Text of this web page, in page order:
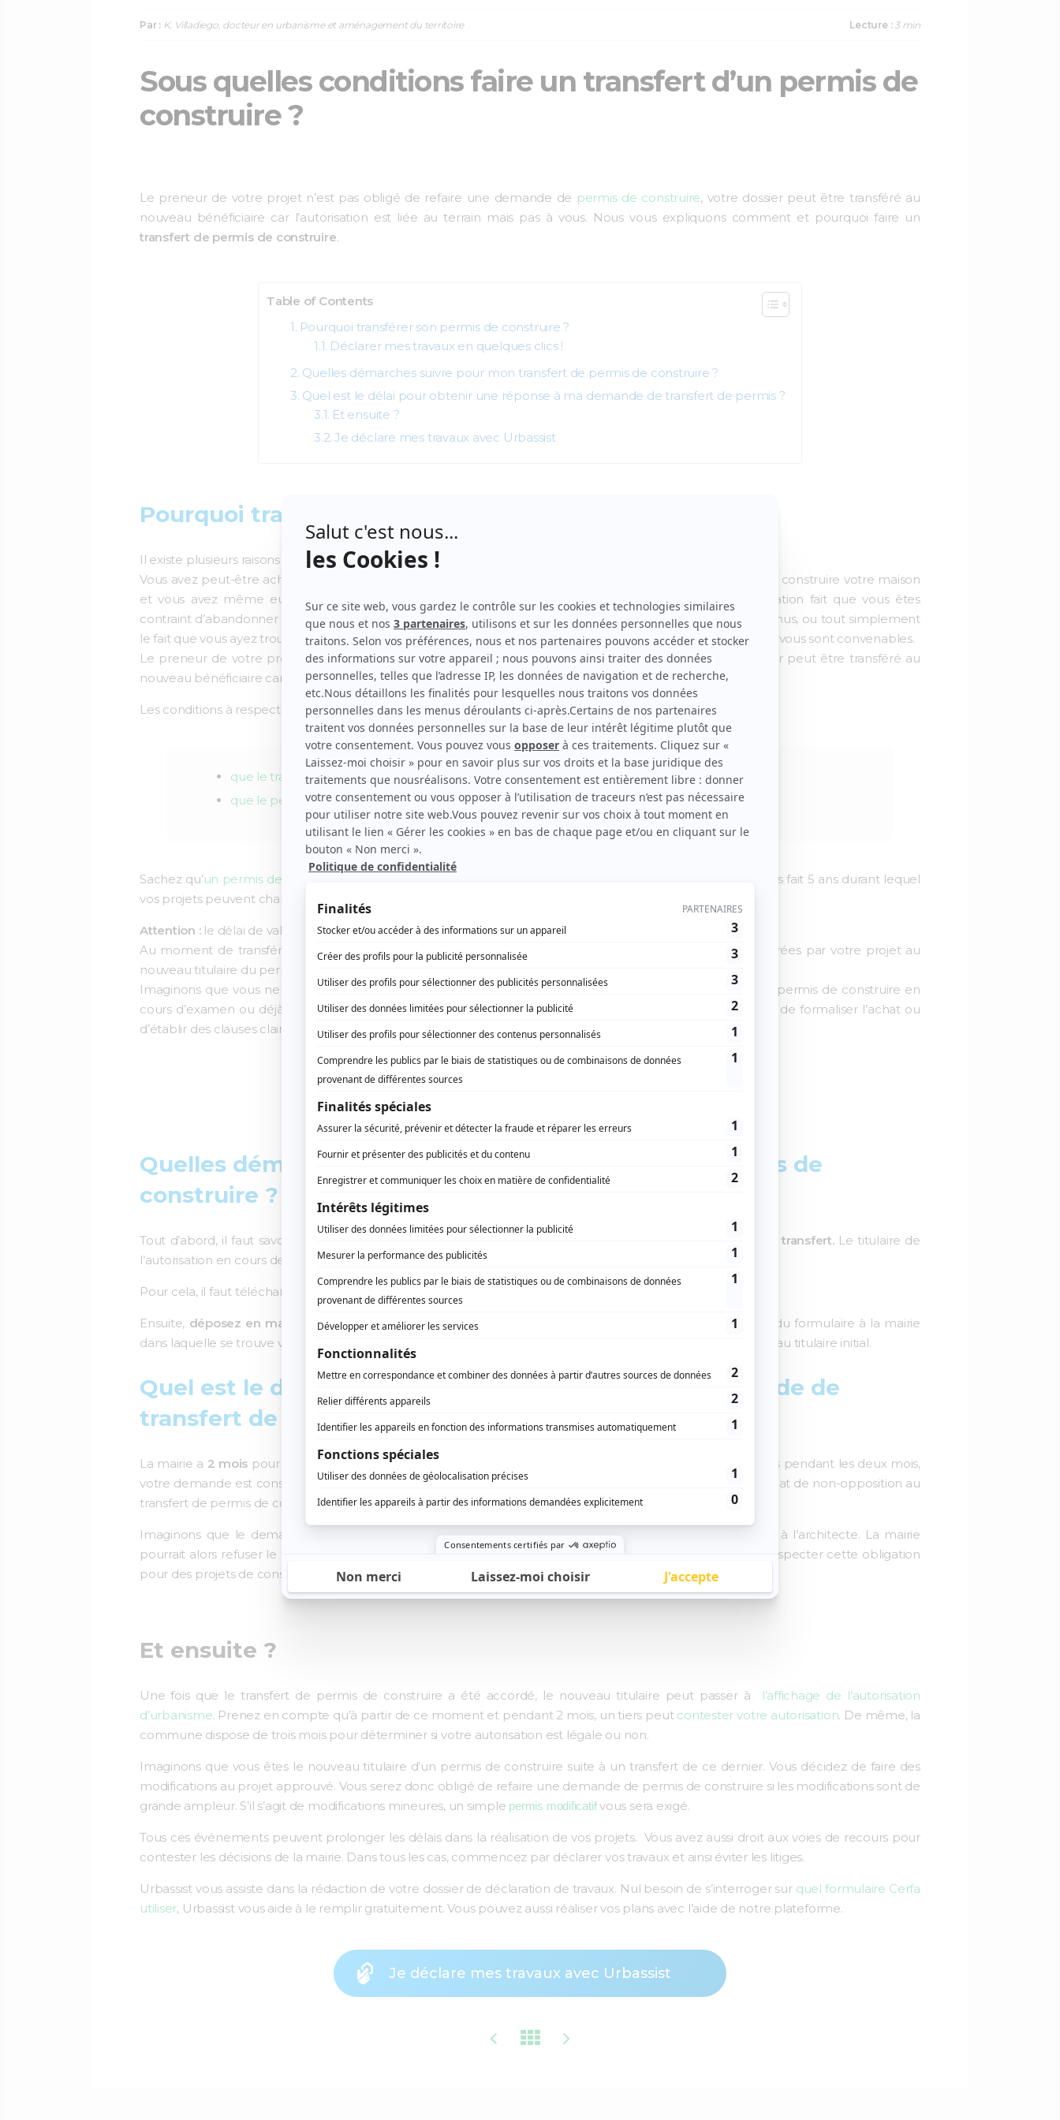
c
o
i
e
n
I
Par : K. Villadiego, docteur en urbanisme et aménagement du territoire Lecture : 3 min
Sous quelles conditions faire un transfert d’un permis de
construire ?
Le preneur de votre projet n’est pas obligé de refaire une demande de permis de construire, votre dossier peut être transféré au
nouveau bénéficiaire car l’autorisation est liée au terrain mais pas à vous. Nous vous expliquons comment et pourquoi faire un
transfert de permis de construire.
Table of Contents
Pourquoi transférer son permis de construire ?
Déclarer mes travaux en quelques clics !
Quelles démarches suivre pour mon transfert de permis de construire ?
Quel est le délai pour obtenir une réponse à ma demande de transfert de permis ?
Et ensuite ?
Je déclare mes travaux avec Urbassist
Pourquoi transférer son permis de construire ?
Il existe plusieurs raisons qui amènent une personne à se désister de ses projets de construction.
Vous avez peut-être acheté un terrain à un moment de votre vie où vous avez eu l’opportunité et l’envie de construire votre maison
et vous avez même eu l’autorisation pour démarrer vos travaux. Entretemps, un retournement de situation fait que vous êtes
contraint d’abandonner votre projet. Par exemple une mutation, une nouvelle possibilité, une perte de revenus, ou tout simplement
le fait que vous ayez trouvé quelqu’un prêt à vous acheter votre terrain et votre projet avec des conditions qui vous sont convenables.
Le preneur de votre projet n’est pas obligé de refaire une demande de permis de construire, votre dossier peut être transféré au
nouveau bénéficiaire car l’autorisation est liée au terrain mais pas à vous.
Les conditions à respecter sont :
que le transfert soit fait d’un commun accord entre les deux personnes intéressées,
que le permis de construire soit en cours de validité.
Sachez qu’un permis de construire
est valable pendant 3 ans et qu’il peut être prolongé 2 fois 1 an. Cela vous fait 5 ans durant lequel
vos projets peuvent changer.
Attention : le délai de validité du permis de construire initial n’est pas modifié par le transfert dudit permis.
Au moment de transférer le permis de co
nstruire, vous transférerez aussi les taxes d’aménagement générées par votre projet au
nouveau titulaire du permis. C’est une bonne motivation pour faire la démarche.
Imaginons que vous ne vendez pas mais que vous êtes intéressé par un terrain et un projet qui a déjà un permis de construire en
cours d’examen ou déjà accepté. Il est alors très conseillé de demander le transfert de l’autorisation avant de formaliser l’achat ou
d’établir des clauses claires à ce sujet.
Quelles démarches suivre pour mon transfert de permis de
construire ?
Tout d’abord, il faut savoir que c’est le bénéficiaire du transfert qui déclenche et effectue la demande de transfert.Le titulaire de
l’autorisation en cours de validité doit, lui, remplir l’accord de transfert (page 2, point 5 du Cerfa).
Pour cela, il faut télécharger le formulaire correspondant, c’est-à-dire, le
Ensuite, déposez en main propre ou par courrier recommandé avec accusé de réception
4 exemplaires du formulaire à la mairie
dans laquelle se trouve votre projet. Normalement, c’est la même mairie qui a délivré le permis de construire au titulaire initial.
Quel est le délai pour obtenir une réponse à ma demande de
transfert de permis ?
La mairie a 2 mois pour donner une réponse à votre demande. Dans le cas où la mairie ne se prononce pas pendant les deux mois,
votre demande est considérée comme acceptée :transfert de permis tacite.
Pensez à demander un certificat de non-opposition au
transfert de permis de construire. Cela n’est pas obligatoire mais pourra s’avérer utile.
Imaginons que le demandant est une personne morale et le titulaire un particulier dispensé du recours à l’architecte. La mairie
pourrait alors refuser le transfert de permis de construire. En effet, les personnes morales sont tenues de respecter cette obligation
pour des projets de constructions ou des travaux sur constructions existantes.
Et ensuite ?
Une fois que le transfert de permis de construire a été accordé, le nouveau titulaire peut passer à
l’affichage de l’autorisation
d’urbanisme. Prenez en compte qu’à partir de ce moment et pendant 2 mois, un tiers peut contester votre autorisation. De même, la
commune dispose de trois mois pour déterminer si votre autorisation est légale ou non.
Imaginons que vous êtes le nouveau titulaire d’un permis de construire suite à un transfert de ce dernier. Vous décidez de faire des
modifications au projet approuvé. Vous serez donc obligé de refaire une demande de permis de construire si les modifications sont de
grande ampleur. S’il s’agit de modifications mineures, un simple permis modificatifvous sera exigé.
Tous ces événements peuvent prolonger les délais dans la réalisation de vos projets. Vous avez aussi droit aux voies de recours pour
contester les décisions de la mairie. Dans tous les cas, commencez par déclarer vos travaux et ainsi éviter les litiges.
Urbassist vous assiste dans la rédaction de votre dossier de déclaration de travaux. Nul besoin de s’interroger sur quel formulaire Cerfa
utiliser, Urbassist vous aide à le remplir gratuitement. Vous pouvez aussi réaliser vos plans avec l’aide de notre plateforme.
Je déclare mes travaux avec Urbassist